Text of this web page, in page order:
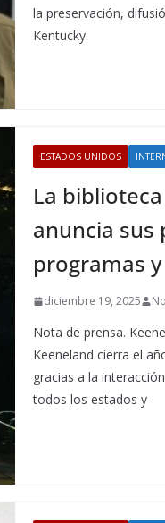
la preservación,
Kentucky.
ESTADOS UNIDOS
La
anuncia sus
programas
diciembre 19, 2025
Nota de prensa.
Keeneland cierra el
gracias a la
todos los estados y